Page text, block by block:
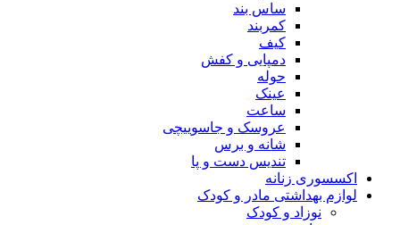
ساس بند
کمربند
کیف
دمپایی و کفش
حوله
عینک
ساعت
عروسک و جاسوییچی
شانه و برس
تندیس دست و پا
اکسسوری زنانه
لوازم بهداشتی مادر و کودک
نوزاد و کودک